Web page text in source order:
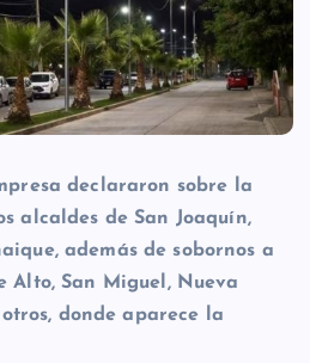
declararon sobre la
alcaldes de San Joaquín,
además de sobornos a
Alto, San Miguel, Nueva
donde aparece la